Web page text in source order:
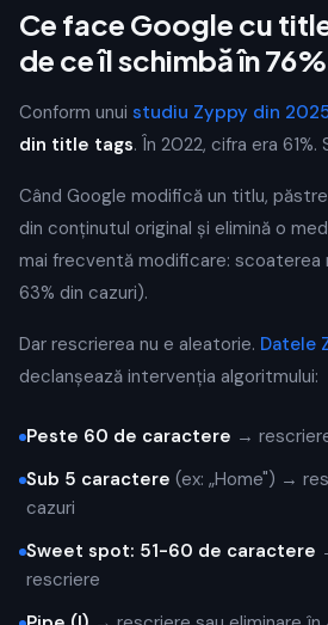
Ce face Google cu
de ce îl schimbă în
Conform unui studiu Zyppy din
din title tags. În 2022, cifra era 61%.
Când Google modifică un titlu,
din conținutul original și elimină o
mai frecventă modificare: scoaterea
63% din cazuri).
Dar rescrierea nu e aleatorie. Datele
declanșează intervenția algoritmului:
Peste 60 de caractere →
Sub 5 caractere (ex: „Home") →
cazuri
Sweet spot: 51-60 de caractere
rescriere